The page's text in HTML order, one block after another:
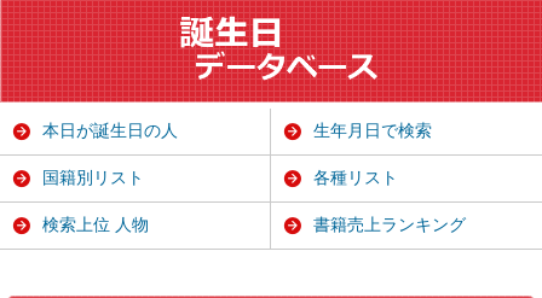
本日が誕生日の人 生年月日で検索
国籍別リスト 各種リスト
検索上位 人物 書籍売上ランキング